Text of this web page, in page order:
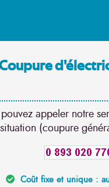
appeler notre
(coupure
Coût fixe et unique :